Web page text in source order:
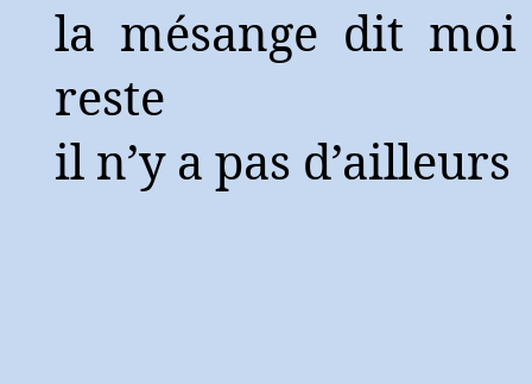
la mésange dit
reste
il n’y a pas d’ailleurs